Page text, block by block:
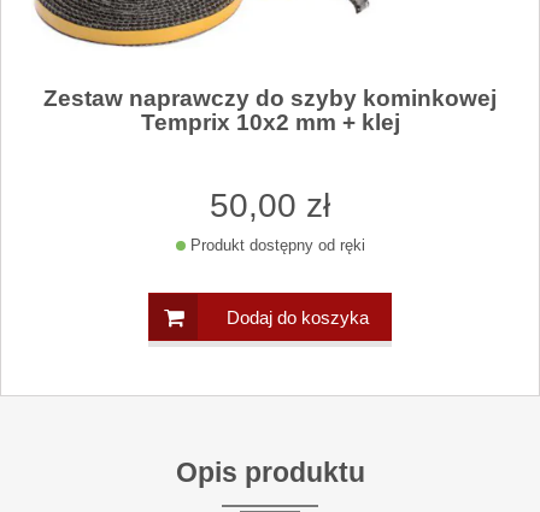
Zestaw naprawczy do szyby kominkowej
Temprix 10x2 mm + klej
50,00 zł
Produkt dostępny od ręki
Dodaj do koszyka
Opis produktu